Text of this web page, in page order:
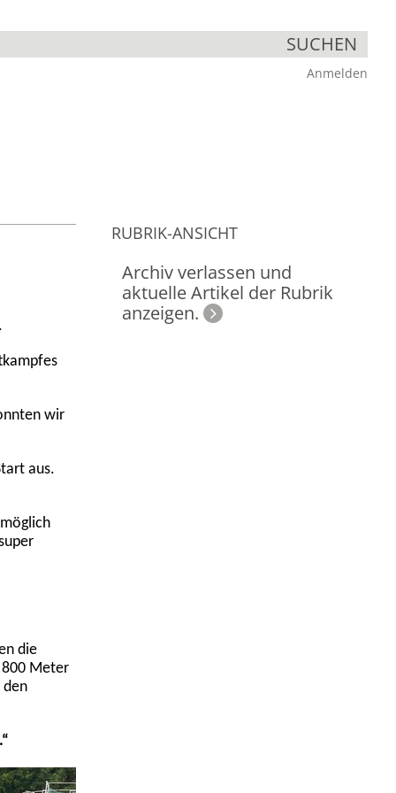
SUCHEN
Anmelden
wir
aus.
die
Meter
den
RUBRIK-ANSICHT
Archiv verlassen und
aktuelle Artikel der Rubrik
anzeigen.